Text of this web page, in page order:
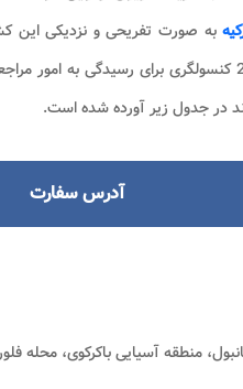
به صورت تفریحی و نزدیکی این
در جدول زیر آورده شده است.
آدرس سفارت
منطقه آسیایی باکرکوی، محله